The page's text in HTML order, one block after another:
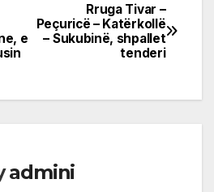
Rruga Tivar –
Peçuricë – Katërkollë
– Sukubinë, shpallet
tenderi
e
admini